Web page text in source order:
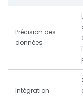
Précision des
données
Intégration